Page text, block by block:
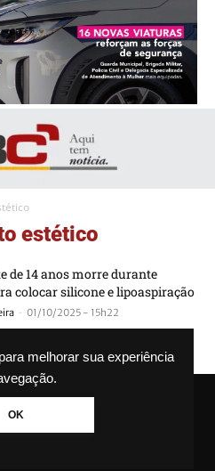
melhorar sua experiência
OK
estético
de 14 anos morre durante
colocar silicone e lipoaspiração
- 01/10/2025 - 15h22
os direitos reservados.
GBC